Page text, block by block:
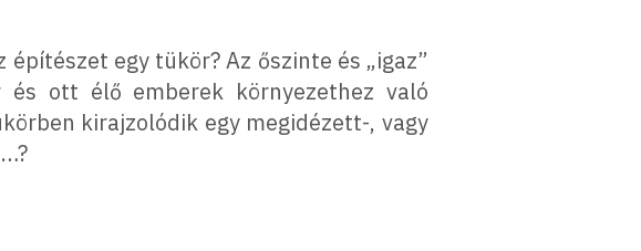
egy tükör? Az őszinte és „igaz”
ott élő emberek környezethez való
kirajzolódik egy megidézett-, vagy